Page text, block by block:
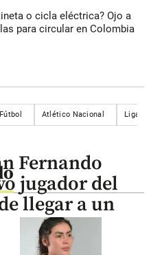
o cicla eléctrica? Ojo a
para circular en Colombia
Fútbol Atlético Nacional Liga
Fernando
jugador del
llegar a un